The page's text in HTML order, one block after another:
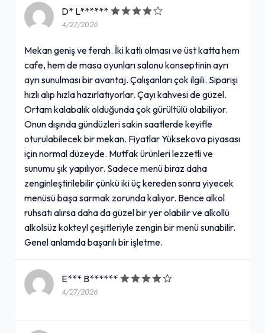
D* L******
4/27/2026
Mekan geniş ve ferah. İki katlı olması ve üst katta hem
cafe, hem de masa oyunları salonu konseptinin ayrı
ayrı sunulması bir avantaj. Çalışanları çok ilgili. Siparişi
hızlı alıp hızla hazırlatıyorlar. Çayı kahvesi de güzel.
Ortam kalabalık olduğunda çok gürültülü olabiliyor.
Onun dışında gündüzleri sakin saatlerde keyifle
oturulabilecek bir mekan. Fiyatlar Yüksekova piyasası
için normal düzeyde. Mutfak ürünleri lezzetli ve
sunumu şık yapılıyor. Sadece menü biraz daha
zenginleştirilebilir çünkü iki üç kereden sonra yiyecek
menüsü başa sarmak zorunda kalıyor. Bence alkol
ruhsatı alırsa daha da güzel bir yer olabilir ve alkollü
alkolsüz kokteyl çeşitleriyle zengin bir menü sunabilir.
Genel anlamda başarılı bir işletme.
E*** B******
4/27/2026